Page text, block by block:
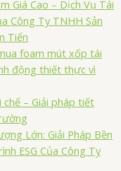
Giá Cao – Dịch Vụ Tái
Công Ty TNHH Sản
Tiến
foam mút xốp tái
động thiết thực vì
– Giải pháp tiết
Lớn: Giải Pháp Bền
ESG Của Công Ty